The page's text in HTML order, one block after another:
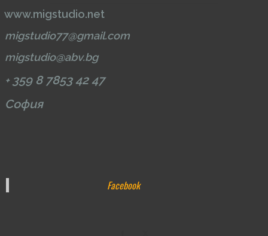
www.migstudio.net
migstudio77@gmail.com
migstudio@abv.bg
+ 359 8 7853 42 47
София
Facebook